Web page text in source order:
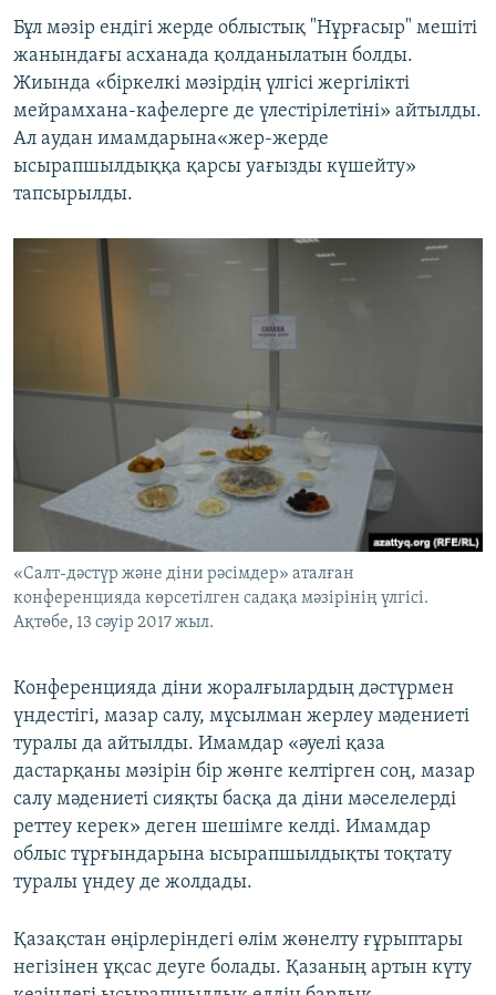
Бұл мәзір ендігі жерде облыстық "Нұрғасыр" мешіті
жанындағы асханада қолданылатын болды.
Жиында «біркелкі мәзірдің үлгісі жергілікті
мейрамхана-кафелерге де үлестірілетіні» айтылды.
Ал аудан имамдарына«жер-жерде
ысырапшылдыққа қарсы уағызды күшейту»
тапсырылды.
«Салт-дәстүр және діни рәсімдер» аталған
конференцияда көрсетілген садақа мәзірінің үлгісі.
Ақтөбе, 13 сәуір 2017 жыл.
Конференцияда діни жоралғылардың дәстүрмен
үндестігі, мазар салу, мұсылман жерлеу мәдениеті
туралы да айтылды. Имамдар «әуелі қаза
дастарқаны мәзірін бір жөнге келтірген соң, мазар
салу мәдениеті сияқты басқа да діни мәселелерді
реттеу керек» деген шешімге келді. Имамдар
облыс тұрғындарына ысырапшылдықты тоқтату
туралы үндеу де жолдады.
Қазақстан өңірлеріндегі өлім жөнелту ғұрыптары
негізінен ұқсас деуге болады. Қазаның артын күту